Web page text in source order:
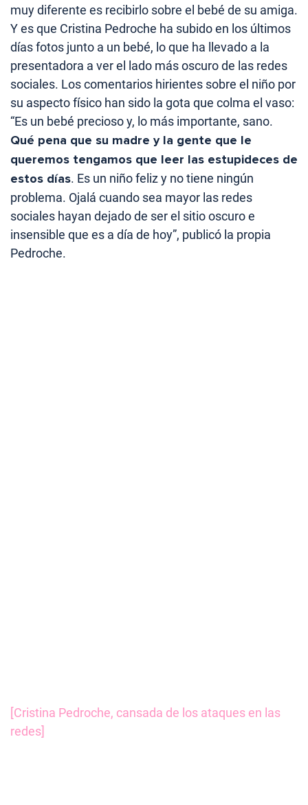
muy diferente es recibirlo sobre el bebé de su amiga.
Y es que Cristina Pedroche ha subido en los últimos
días fotos junto a un bebé, lo que ha llevado a la
presentadora a ver el lado más oscuro de las redes
sociales. Los comentarios hirientes sobre el niño por
su aspecto físico han sido la gota que colma el vaso:
“Es un bebé precioso y, lo más importante, sano.
Qué pena que su madre y la gente que le
queremos tengamos que leer las estupideces de
estos días. Es un niño feliz y no tiene ningún
problema. Ojalá cuando sea mayor las redes
sociales hayan dejado de ser el sitio oscuro e
insensible que es a día de hoy”, publicó la propia
Pedroche.
[Cristina Pedroche, cansada de los ataques en las
redes]